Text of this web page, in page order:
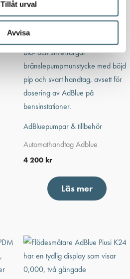
Tillåt urval
Avvisa
AdBluepumpar & tillbehör
Automathandtag Adblue
4 200 kr
Läs mer